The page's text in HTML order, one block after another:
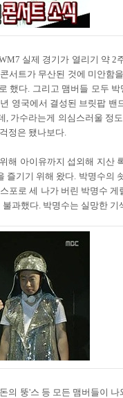
실제 경기가 열리기 약
서트가 무산된 것에 미안함
했다. 그리고 맴버들 모두
영국에서 결성된 브릿팝
, 가수라는게 의심스러울 정
정은 됐나보다.
해 아이유까지 섭외해 지산
즐기기 위해 왔다. 박명수의
포로 세 나가 버린 박명수
과했다. 박명수는 실망한
의 뚱'스 등 모든 맴버들이